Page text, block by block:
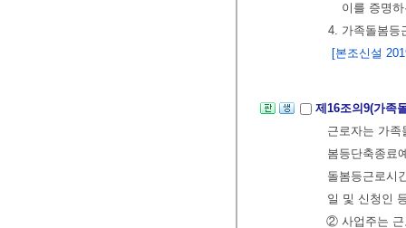
이를 증명
4. 가족돌봄등
[본조신설
제16조의9(가족
근로자는 가족
봄등단축종료
돌봄등근로시
일 및 신청인
② 사업주는 근